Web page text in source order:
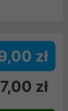
zł
zł